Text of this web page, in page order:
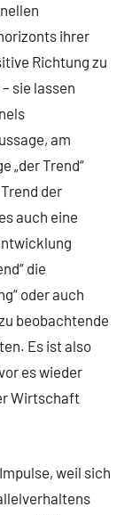
ihrer
Richtung zu
sie lassen
am
„der Trend“
der
auch eine
die
oder auch
beobachtende
Es ist also
es wieder
Wirtschaft
weil sich